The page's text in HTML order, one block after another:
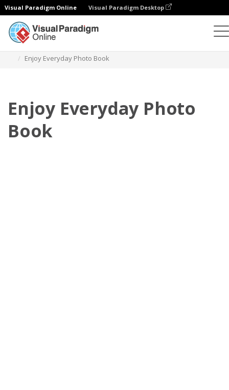
Visual Paradigm Online Visual Paradigm Desktop
Enjoy Everyday Photo Book
Enjoy Everyday Photo
Book